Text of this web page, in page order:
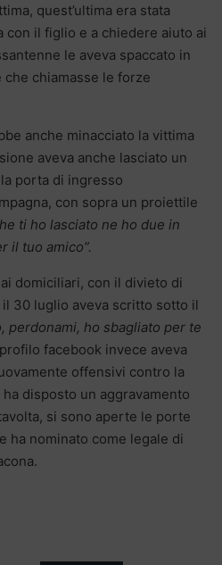
quest’ultima era stata
con il figlio e a chiedere aiuto ai
le aveva spaccato in
chiamasse le forze
anche minacciato la vittima
aveva anche lasciato un
porta di ingresso
con sopra un proiettile
ti ho lasciato ne ho due in
il tuo amico”.
domiciliari, con il divieto di
il 30 luglio aveva scritto sotto il
perdonami, ho sbagliato per te
facebook invece aveva
offensivi contro la
disposto un aggravamento
si sono aperte le porte
ha nominato come legale di